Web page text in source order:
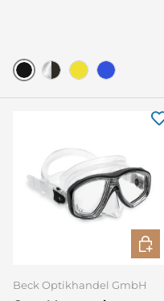
Noir/Noir
Beck Optikhandel GmbH